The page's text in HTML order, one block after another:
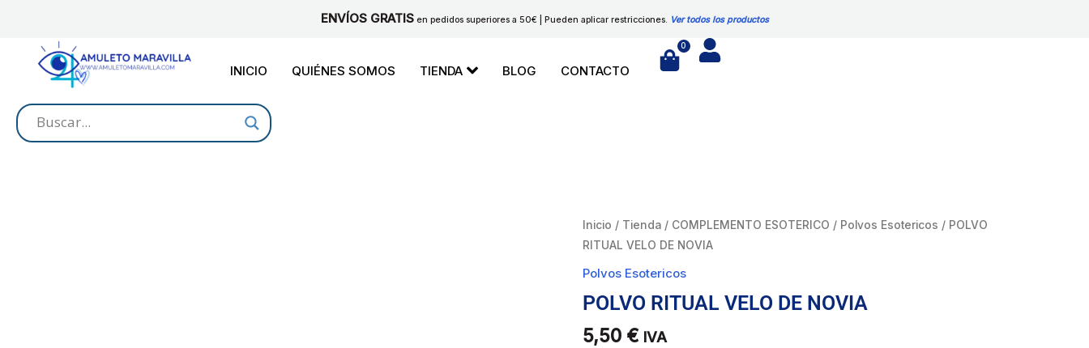
contenido
ENVÍOS GRATISen pedidos superiores a 50€ | Pueden aplicar restricciones. Ver todos los productos
INICIO QUIÉNES SOMOS TIENDA BLOG CONTACTO
0
Cart
Inicio / Tienda / COMPLEMENTO ESOTERICO / Polvos Esotericos / POLVO
RITUAL VELO DE NOVIA
Polvos Esotericos
POLVO RITUAL VELO DE NOVIA
5,50 € IVA
POLVO
RITUAL
VELO
NOVIA
cantidad
DE